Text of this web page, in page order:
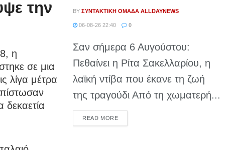
την
η
σε μια
λίγα μέτρα
δεκαετία
BY ΣΥΝΤΑΚΤΙΚΉ ΟΜΆΔΑ ALLDAYNEWS
06-08-26 22:40 0
Σαν σήμερα 6 Αυγούστου:
Πεθαίνει η Ρίτα Σακελλαρίου, η
λαϊκή ντίβα που έκανε τη ζωή
της τραγούδι Από τη χωματερή...
READ MOREDETAILS